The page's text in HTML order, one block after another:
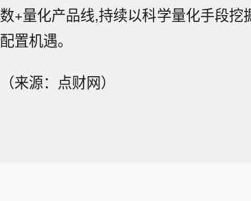
数+量化产品线,持续以科学量化手段
配置机遇。
（来源：点财网）